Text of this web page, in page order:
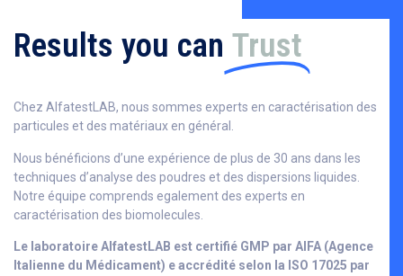
Results you can Trust
Chez AlfatestLAB, nous sommes experts en caractérisation des
particules et des matériaux en général.
Nous bénéficions d’une expérience de plus de 30 ans dans les
techniques d’analyse des poudres et des dispersions liquides.
Notre équipe comprends egalement des experts en
caractérisation des biomolecules.
Le laboratoire AlfatestLAB est certifié GMP par AIFA (Agence
Italienne du Médicament) e accrédité selon la ISO 17025 par